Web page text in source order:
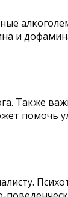
и
Также
помочь